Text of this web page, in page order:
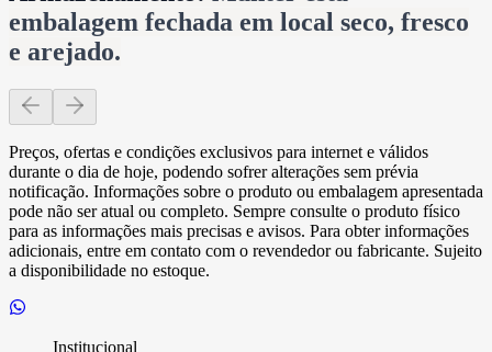
embalagem fechada em local seco, fresco
e arejado.
Preços, ofertas e condições exclusivos para internet e válidos
durante o dia de hoje, podendo sofrer alterações sem prévia
notificação. Informações sobre o produto ou embalagem apresentada
pode não ser atual ou completo. Sempre consulte o produto físico
para as informações mais precisas e avisos. Para obter informações
adicionais, entre em contato com o revendedor ou fabricante. Sujeito
a disponibilidade no estoque.
Institucional